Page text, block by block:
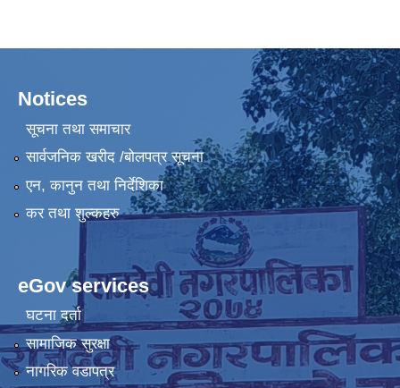
Notices
सूचना तथा समाचार
सार्वजनिक खरीद /बोलपत्र सूचना
एन, कानुन तथा निर्देशिका
कर तथा शुल्कहरु
eGov services
घटना दर्ता
सामाजिक सुरक्षा
नागरिक वडापत्र